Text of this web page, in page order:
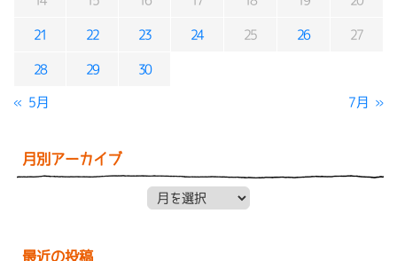
21 22 23 24 25 26 27
28 29 30
« 5月 7月 »
月別アーカイブ
最近の投稿